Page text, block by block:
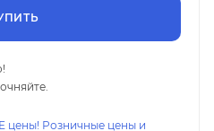
цены! Розничные цены и